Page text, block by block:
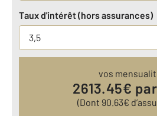
Taux d'intérêt (hors assurances)
vos
2613.45€
(Dont 90.63€